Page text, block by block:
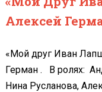
Алексей
«Мой друг Иван
Герман . В ролях:
Нина Русланова,